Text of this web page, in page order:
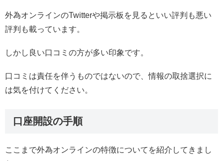
外為オンラインのTwitterや掲示板を見るといい評判も悪い
評判も載っています。
しかし良い口コミの方が多い印象です。
口コミは責任を伴うものではないので、情報の取捨選択に
は気を付けてください。
口座開設の手順
ここまで外為オンラインの特徴についてを紹介してきまし